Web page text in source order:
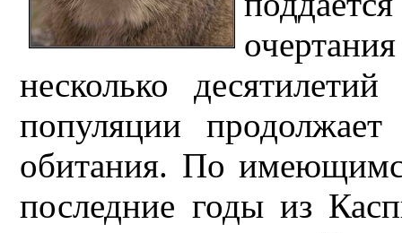
несколько
популяции
обитания. По
последние годы из